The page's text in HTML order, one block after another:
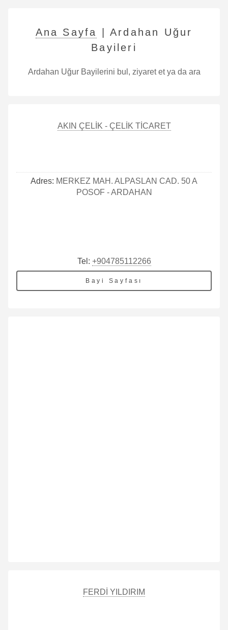
Ana Sayfa
| Ardahan Uğur
Bayileri
Ardahan Uğur Bayilerini bul, ziyaret et ya da ara
AKIN ÇELİK - ÇELİK TİCARET
Adres: MERKEZ MAH. ALPASLAN CAD. 50 A
POSOF - ARDAHAN
Tel: +904785112266
Bayi Sayfası
FERDİ YILDIRIM